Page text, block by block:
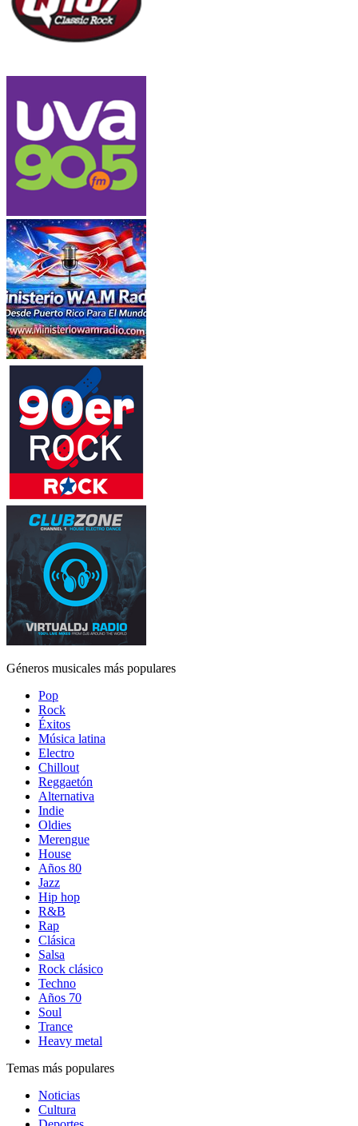
Géneros musicales más populares
Pop
Rock
Éxitos
Música latina
Electro
Chillout
Reggaetón
Alternativa
Indie
Oldies
Merengue
House
Años 80
Jazz
Hip hop
R&B
Rap
Clásica
Salsa
Rock clásico
Techno
Años 70
Soul
Trance
Heavy metal
Temas más populares
Noticias
Cultura